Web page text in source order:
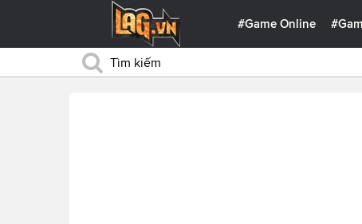
#Game Online